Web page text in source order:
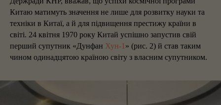
Китаю матимуть значення не лише для розвитку науки та
техніки в Китаї, а й для підвищення престижу країни в
світі. 24 квітня 1970 року Китай успішно запустив свій
перший супутник «Дунфан Хун-1 » (рис. 2) й став таким
чином одинадцятою країною світу з власним супутником.